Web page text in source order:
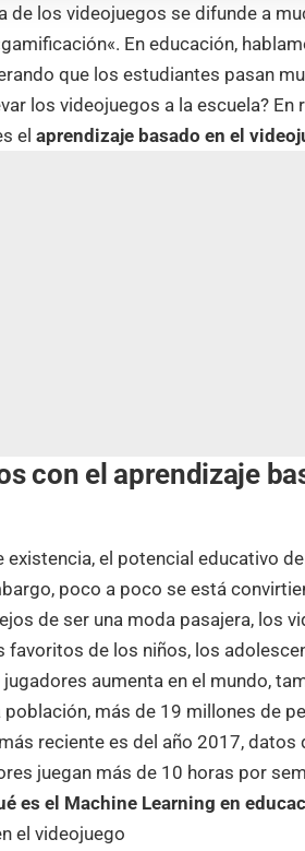
de los videojuegos se difunde a
gamificación«. En educación,
que los estudiantes pasan
los videojuegos a la escuela? En
elaprendizaje basado en el
con el aprendizaje
existencia, el potencial educativo
poco a poco se está
de ser una moda pasajera, los
favoritos de los niños, los
aumenta en el mundo,
población, más de 19 millones de
reciente es del año 2017,
juegan más de 10 horas por
es el Machine Learning en